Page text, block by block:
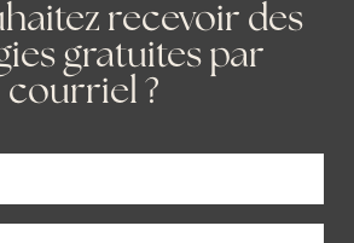
recevoir des
gratuites par
courriel ?